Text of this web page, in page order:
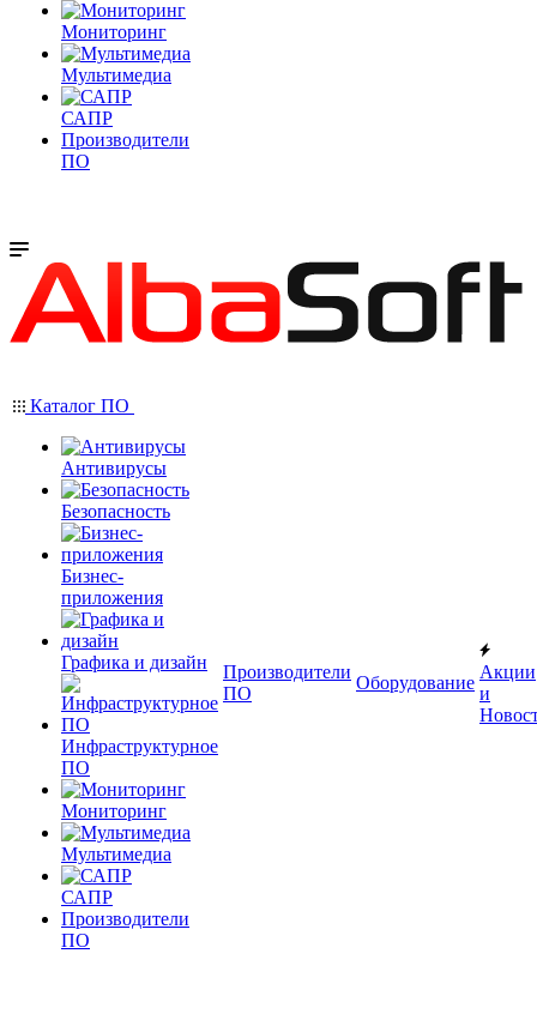
Мониторинг
Мультимедиа
САПР
Производители
ПО
Каталог ПО
Антивирусы
Безопасность
Бизнес-
приложения
Графика и дизайн
Инфраструктурное
ПО
Мониторинг
Мультимедиа
САПР
Производители
ПО
Производители
ПО
Оборудование
Акции
и